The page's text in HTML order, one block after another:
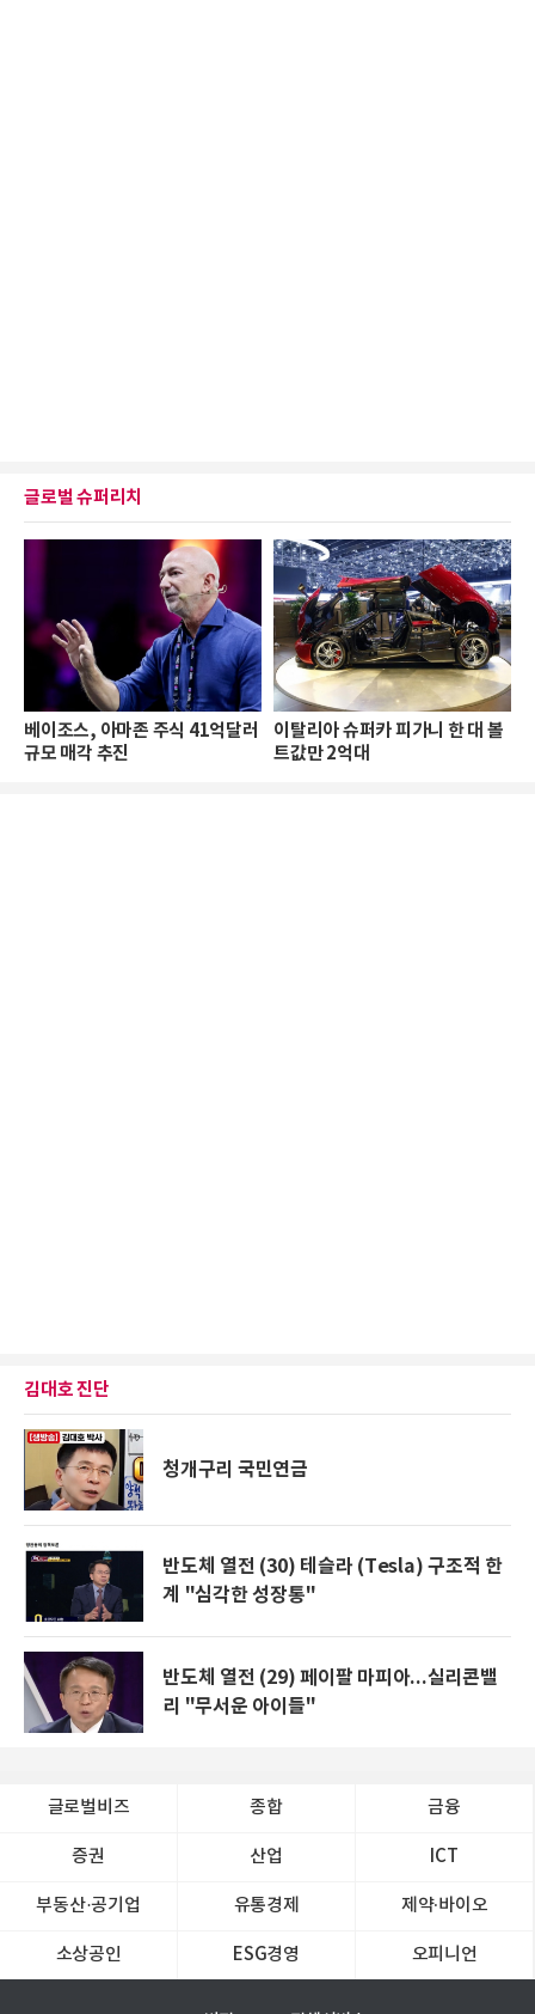
글로벌 슈퍼리치
베이조스, 아마존 주식 41억달러
규모 매각 추진
이탈리아 슈퍼카 피가니 한 대 볼
트값만 2억대
김대호 진단
청개구리 국민연금
반도체 열전 (30) 테슬라 (Tesla) 구조적 한
계 "심각한 성장통"
반도체 열전 (29) 페이팔 마피아...실리콘밸
리 "무서운 아이들"
글로벌비즈 종합 금융
증권 산업 ICT
부동산·공기업 유통경제 제약∙바이오
소상공인 ESG경영 오피니언